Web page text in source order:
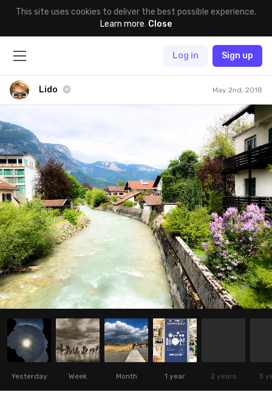
This site uses cookies to deliver the best possible experience.
Learn more. Close
Log in Sign up
Lido May 2nd, 2018
Yesterday Week Month 1 year 2 years 3